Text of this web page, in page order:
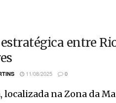
entre
11/08/2025 0
localizada na Zona da